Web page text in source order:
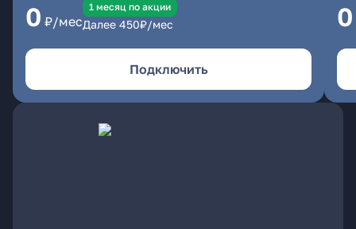
0 ₽/мес
1 месяц по акции
Далее 450₽/мес
Подключить
0